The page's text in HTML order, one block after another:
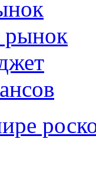
рынок